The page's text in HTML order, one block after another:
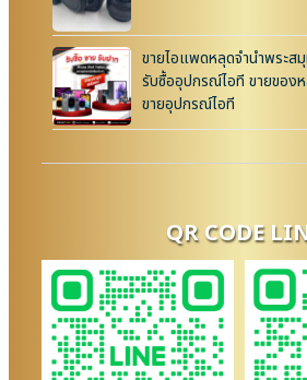
ขายไอแพดหลุดจำนำพระส
รับซื้ออุปกรณ์ไอที ขายของ
ขายอุปกรณ์ไอที
QR CODE